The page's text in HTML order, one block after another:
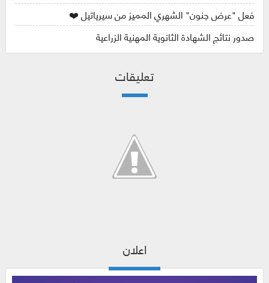
فعل "عرض جنون" الشهري المميز من سيرياتيل ❤️
صدور نتائج الشهادة الثانوية المهنية الزراعية
تعليقات
اعلان